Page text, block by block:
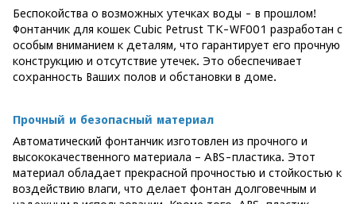
Беспокойства о возможных утечках воды - в прошлом!
Фонтанчик для кошек Cubic Petrust TK-WF001 разработан с
особым вниманием к деталям, что гарантирует его прочную
конструкцию и отсутствие утечек. Это обеспечивает
сохранность Ваших полов и обстановки в доме.
Прочный и безопасный материал
Автоматический фонтанчик изготовлен из прочного и
высококачественного материала – ABS-пластика. Этот
материал обладает прекрасной прочностью и стойкостью к
воздействию влаги, что делает фонтан долговечным и